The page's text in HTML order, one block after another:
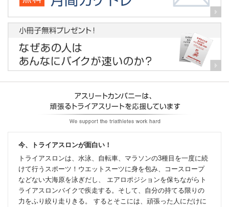
今、トライアスロンが面白い！
トライアスロンは、水泳、自転車、マラソンの3種目を一度に続
けて行うスポーツ！ウエットスーツに身を包み、コースロープ
などない大海原を泳ぎだし、 エアロポジションを保ちながらト
ライアスロンバイクで疾走する。そして、自分の持てる限りの
力をふり絞り走りきる。 するとそこには、頑張った人にだけに